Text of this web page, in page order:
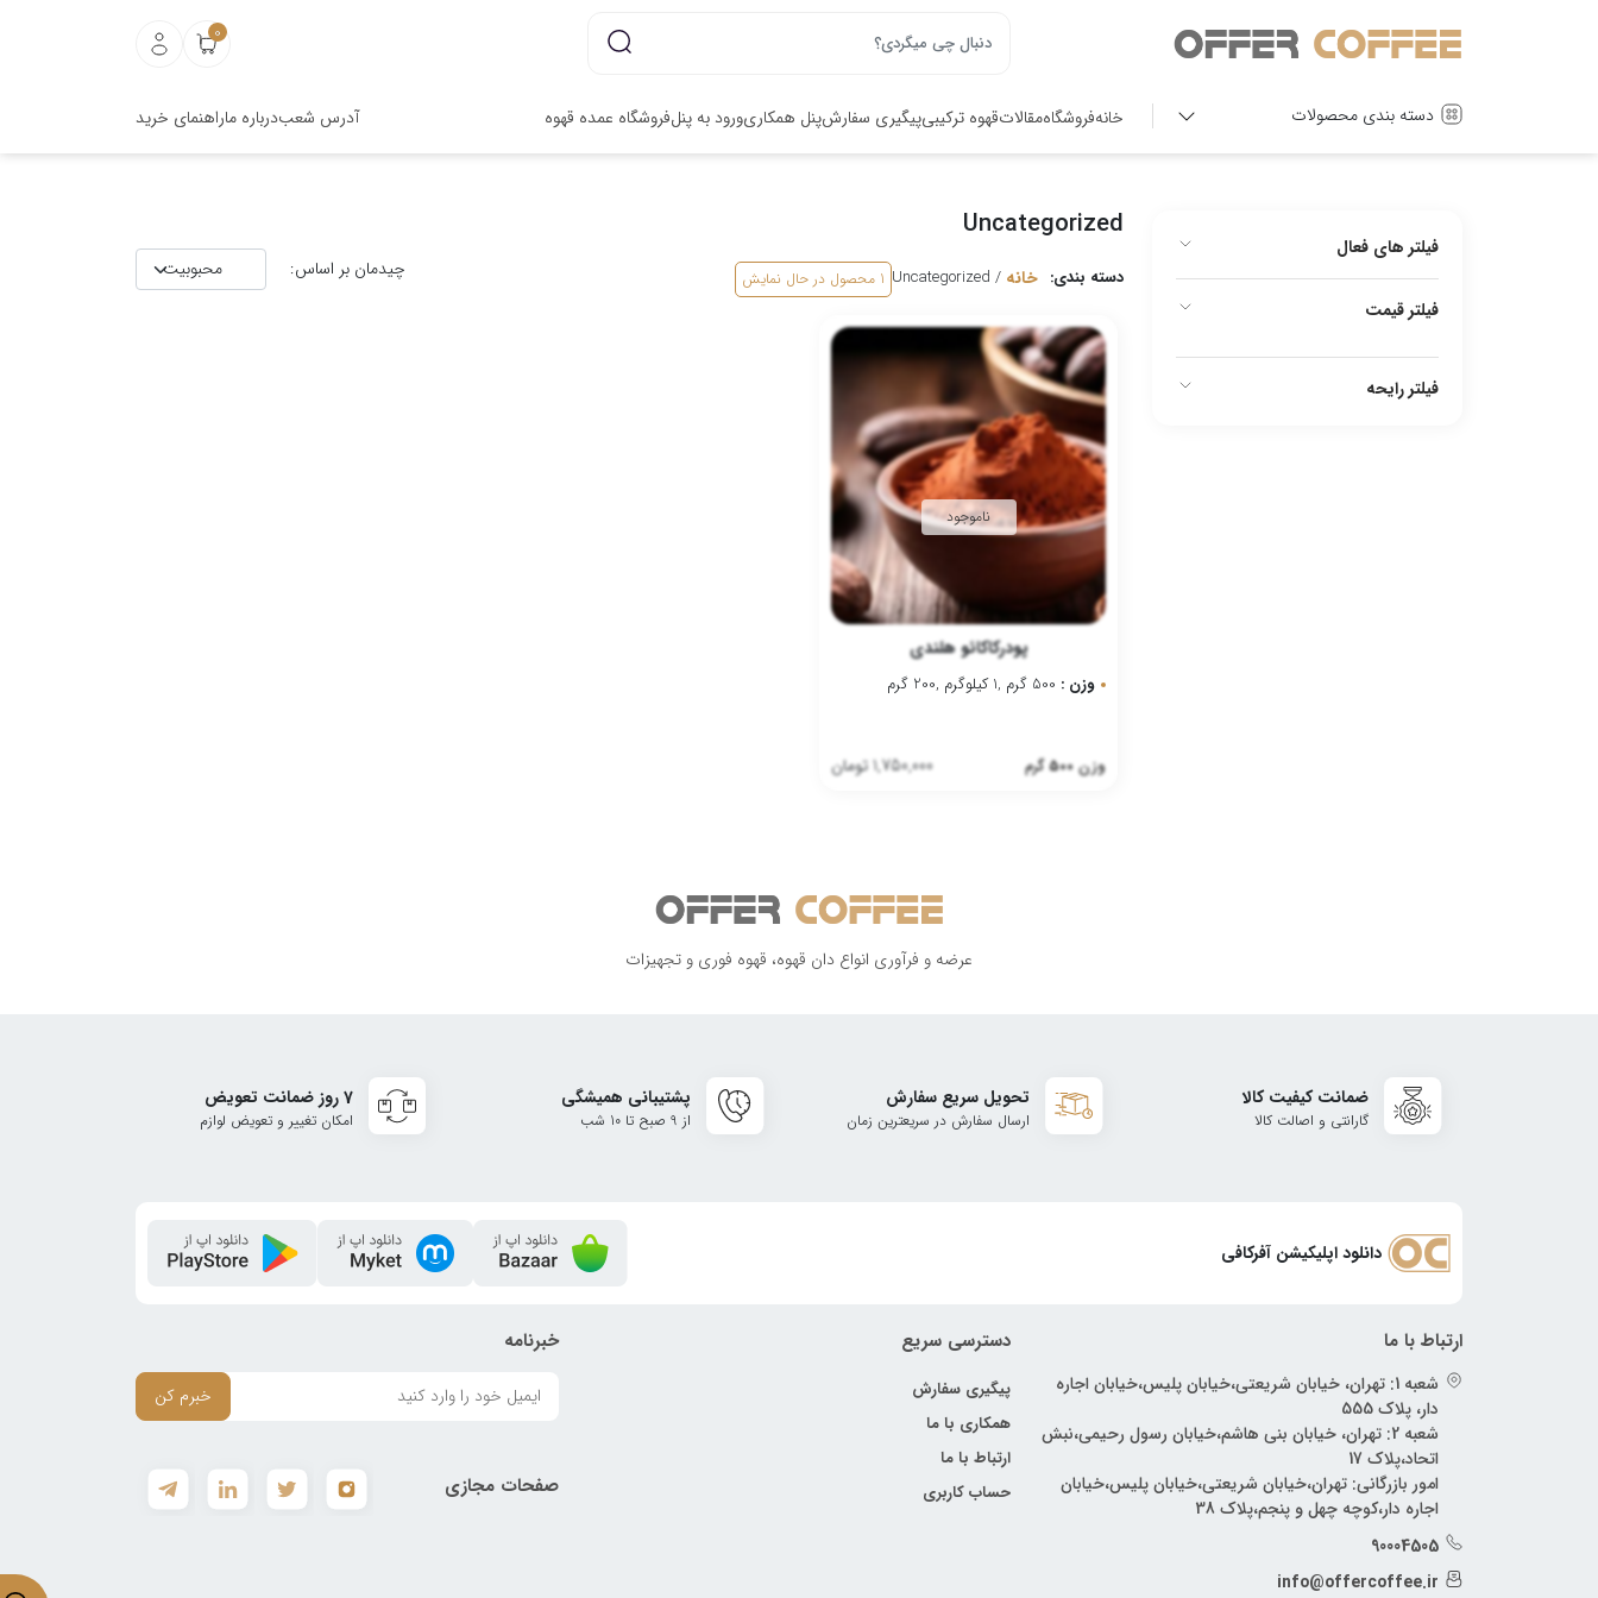
0
دسته بندی محصولات خانهفروشگاهمقالاتقهوه ترکیبیپیگیری سفارشپنل همکاریورود به پنلفروشگاه عمده قهوه آدرس شعبدرباره ماراهنمای خرید
فیلتر های فعال
فیلتر قیمت
فیلتر رایحه
Uncategorized
خانه / Uncategorized 1 محصول در حال نمایش
پودرکاکائو هلندی
وزن : 500 گرم ,1 کیلوگرم ,200 گرم
وزن500گرم 1,750,000تومان
عرضه و فرآوری انواع دان قهوه، قهوه فوری و تجهیزات
ضمانت کیفیت کالا
گارانتی و اصالت کالا
تحویل سریع سفارش
ارسال سفارش در سریعترین زمان
پشتیبانی همیشگی
از 9 صبح تا 10 شب
7 روز ضمانت تعویض
امکان تغییر و تعویض لوازم
دانلود اپلیکیشن آفرکافی
ارتباط با ما
شعبه 1: تهران، خیابان شریعتی،خیابان پلیس،خیابان اجاره
دار، پلاک 555
شعبه 2: تهران، خیابان بنی هاشم،خیابان رسول رحیمی،نبش
اتحاد،پلاک 17
امور بازرگانی: تهران،خیابان شریعتی،خیابان پلیس،خیابان
اجاره دار،کوچه چهل و پنجم،پلاک 38
90004505
info@offercoffee.ir
دسترسی سریع
پیگیری سفارش
همکاری با ما
ارتباط با ما
حساب کاربری
خبرنامه
خبرم کن
صفحات مجازی